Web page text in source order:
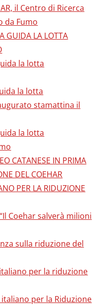
il Centro di Ricerca
da Fumo
GUIDA LA LOTTA
la lotta
la lotta
stamattina il
la lotta
CATANESE IN PRIMA
DEL COEHAR
PER LA RIDUZIONE
Coehar salverà milioni
sulla riduzione del
per la riduzione
per la Riduzione